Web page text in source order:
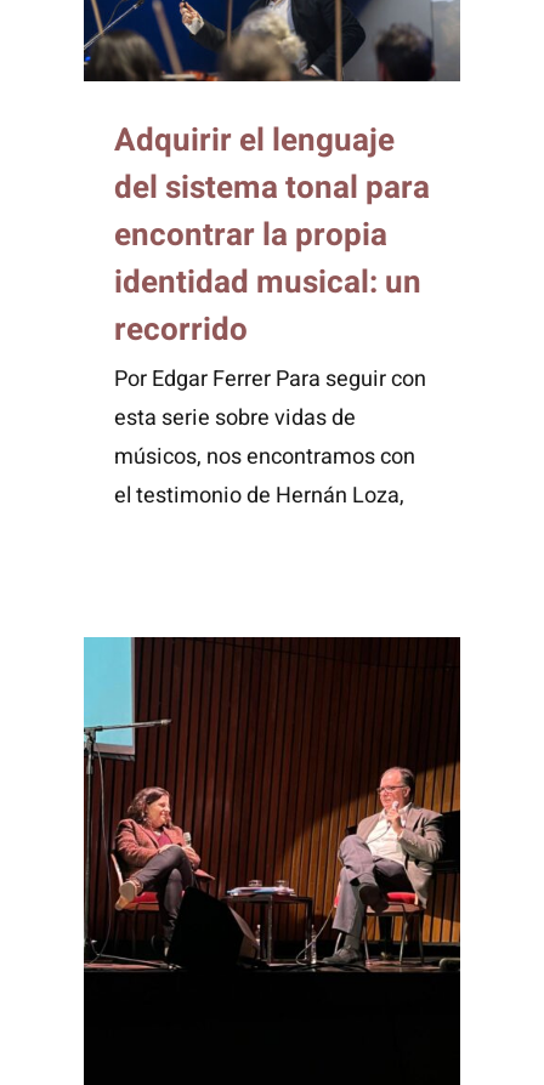
Adquirir el lenguaje
del sistema tonal para
encontrar la propia
identidad musical: un
recorrido
Por Edgar Ferrer Para seguir con
esta serie sobre vidas de
músicos, nos encontramos con
el testimonio de Hernán Loza,